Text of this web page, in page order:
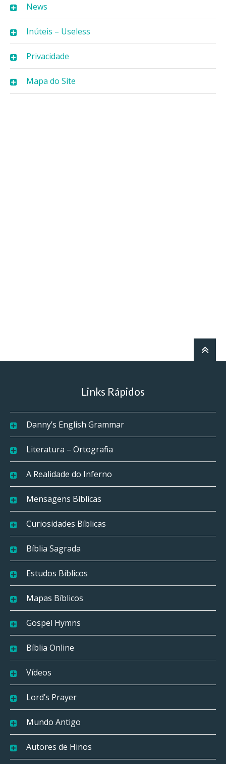
News
Inúteis – Useless
Privacidade
Mapa do Site
Links Rápidos
Danny’s English Grammar
Literatura – Ortografia
A Realidade do Inferno
Mensagens Bíblicas
Curiosidades Bíblicas
Bíblia Sagrada
Estudos Bíblicos
Mapas Bíblicos
Gospel Hymns
Bíblia Online
Vídeos
Lord’s Prayer
Mundo Antigo
Autores de Hinos